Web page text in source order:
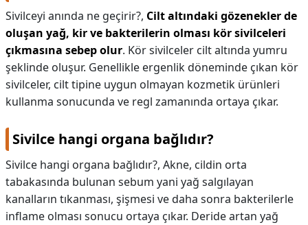
Sivilceyi anında ne geçirir?, Cilt altındaki gözenekler de
oluşan yağ, kir ve bakterilerin olması kör sivilceleri
çıkmasına sebep olur. Kör sivilceler cilt altında yumru
şeklinde oluşur. Genellikle ergenlik döneminde çıkan kör
sivilceler, cilt tipine uygun olmayan kozmetik ürünleri
kullanma sonucunda ve regl zamanında ortaya çıkar.
Sivilce hangi organa bağlıdır?
Sivilce hangi organa bağlıdır?, Akne, cildin orta
tabakasında bulunan sebum yani yağ salgılayan
kanalların tıkanması, şişmesi ve daha sonra bakterilerle
inflame olması sonucu ortaya çıkar. Deride artan yağ